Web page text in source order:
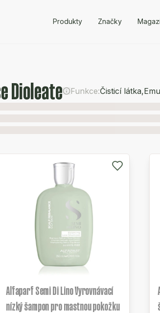
Produkty Značky
Dioleate Funkce:Čisticí látka,
Alfaparf Semi Di Lino Vyrovnávací
nízký šampon pro mastnou pokožku